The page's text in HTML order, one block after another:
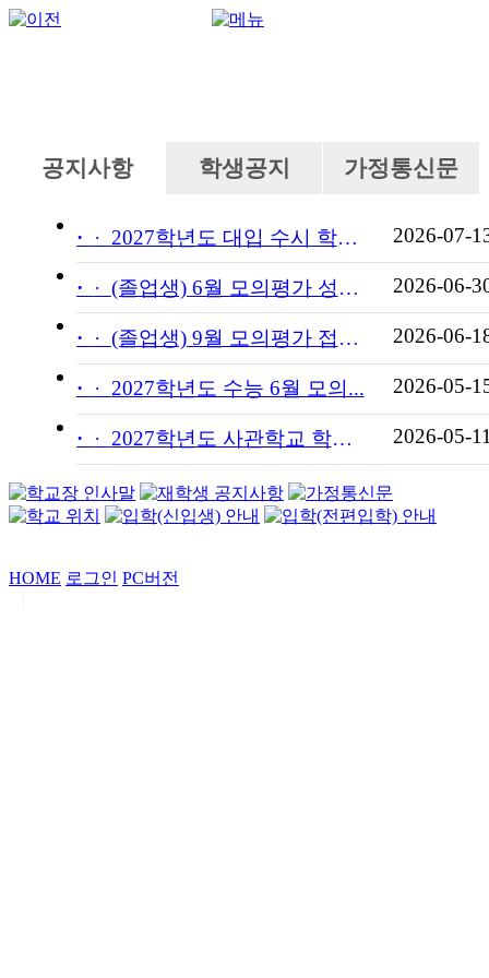
공지사항 학생공지 가정통신문
· 2027학년도 대입 수시 학교... 2026-07-
· (졸업생) 6월 모의평가 성적... 2026-06-
· (졸업생) 9월 모의평가 접수... 2026-06-
· 2027학년도 수능 6월 모의... 2026-05-
· 2027학년도 사관학교 학교장... 2026-05-
HOME 로그인 PC버전